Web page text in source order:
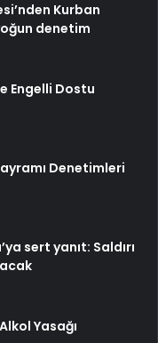
Kurban
denetim
Engelli Dostu
Denetimleri
sert yanıt: Saldırı
Yasağı